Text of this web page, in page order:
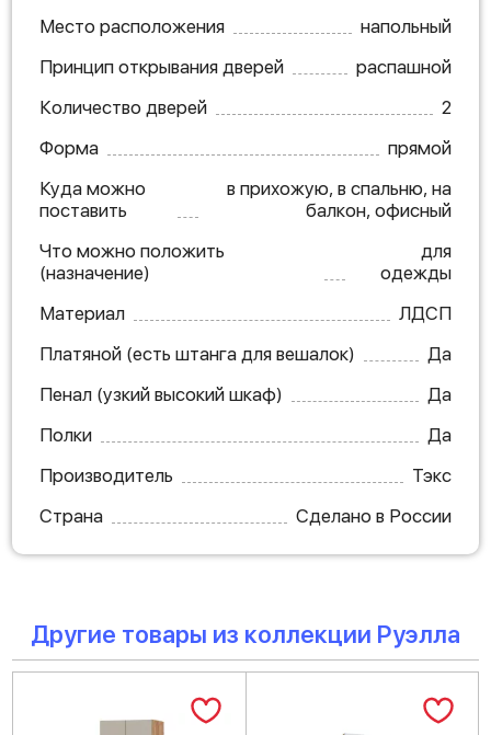
Место расположения
напольный
Принцип открывания дверей
распашной
Количество дверей
2
Форма
прямой
Куда можно
поставить
в прихожую, в спальню, на
балкон, офисный
Что можно положить
(назначение)
для
одежды
Материал
ЛДСП
Платяной (есть штанга для вешалок)
Да
Пенал (узкий высокий шкаф)
Да
Полки
Да
Производитель
Тэкс
Страна
Сделано в России
Другие товары из коллекции Руэлла